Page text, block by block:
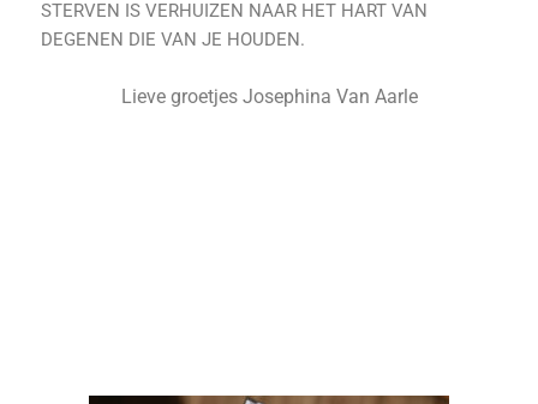
STERVEN IS VERHUIZEN NAAR HET HART VAN
DEGENEN DIE VAN JE HOUDEN.
Lieve groetjes Josephina Van Aarle